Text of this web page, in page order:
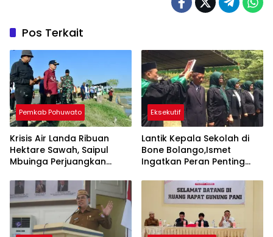
Pos Terkait
Pemkab Pohuwato
Krisis Air Landa Ribuan
Hektare Sawah, Saipul
Mbuinga Perjuangkan
Rupiah
Eksekutif
Lantik Kepala Sekolah di
Bone Bolango,Ismet
Ingatkan Peran Penting
Stunting